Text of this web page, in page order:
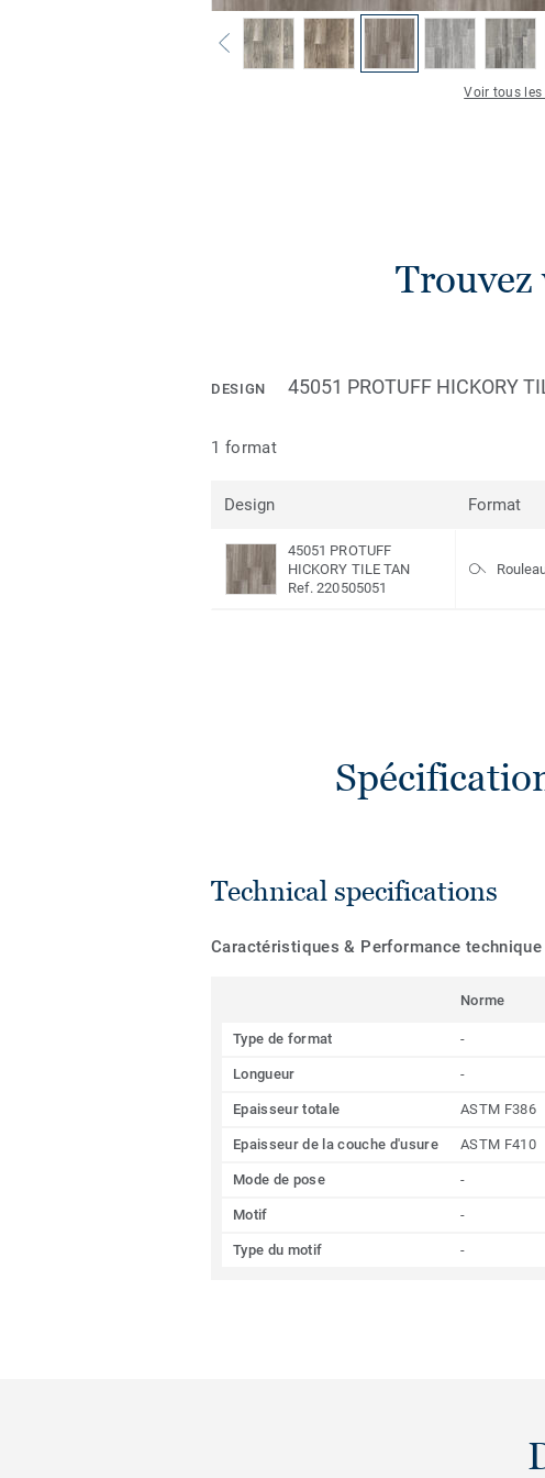
Voir tous
Trouvez
DESIGN 45051 PROTUFF HICKORY
1 format
Design Format
45051 PROTUFF
HICKORY TILE TAN
Ref. 220505051
Technical specifications
Caractéristiques & Performance technique
Norme
Type de format -
Longueur -
Epaisseur totale ASTM F386
Epaisseur de la couche d'usure ASTM F410
Mode de pose -
Motif -
Type du motif -